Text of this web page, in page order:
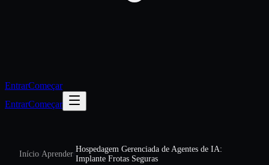
EntrarComeçar
EntrarComeçar
Início/Aprender/
Hospedagem Gerenciada de Agentes de IA:
Implante Frotas Seguras